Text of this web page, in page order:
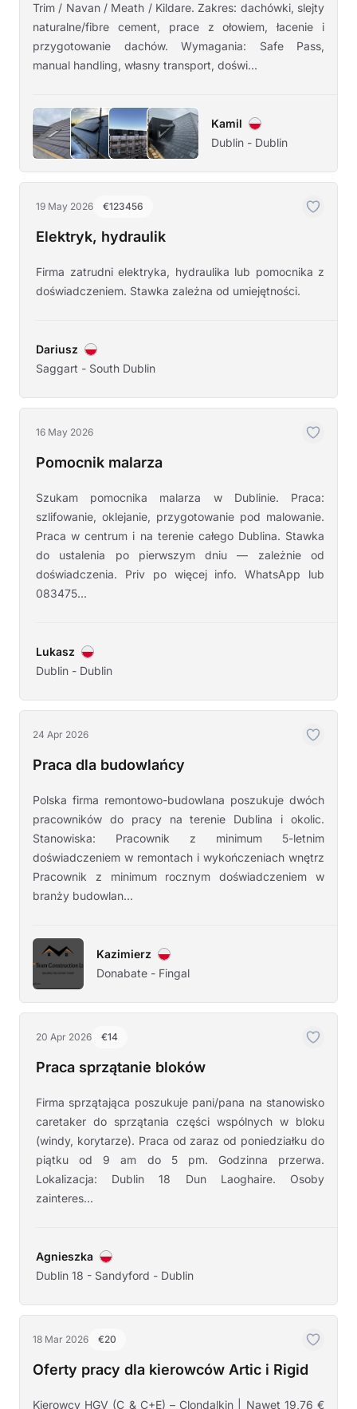
Trim / Navan / Meath / Kildare. Zakres: dachówki, slejty
naturalne/fibre cement, prace z ołowiem, łacenie i
przygotowanie dachów. Wymagania: Safe Pass,
manual handling, własny transport, doświ...
Kamil
Dublin - Dublin
19 May 2026 €123456
Elektryk, hydraulik
Firma zatrudni elektryka, hydraulika lub pomocnika z
doświadczeniem. Stawka zależna od umiejętności.
Dariusz
Saggart - South Dublin
16 May 2026
Pomocnik malarza
Szukam pomocnika malarza w Dublinie. Praca:
szlifowanie, oklejanie, przygotowanie pod malowanie.
Praca w centrum i na terenie całego Dublina. Stawka
do ustalenia po pierwszym dniu — zależnie od
doświadczenia. Priv po więcej info. WhatsApp lub
083475...
Lukasz
Dublin - Dublin
24 Apr 2026
Praca dla budowlańcy
Polska firma remontowo-budowlana poszukuje dwóch
pracowników do pracy na terenie Dublina i okolic.
Stanowiska: Pracownik z minimum 5-letnim
doświadczeniem w remontach i wykończeniach wnętrz
Pracownik z minimum rocznym doświadczeniem w
branży budowlan...
Kazimierz
Donabate - Fingal
20 Apr 2026 €14
Praca sprzątanie bloków
Firma sprzątająca poszukuje pani/pana na stanowisko
caretaker do sprzątania części wspólnych w bloku
(windy, korytarze). Praca od zaraz od poniedziałku do
piątku od 9 am do 5 pm. Godzinna przerwa.
Lokalizacja: Dublin 18 Dun Laoghaire. Osoby
zainteres...
Agnieszka
Dublin 18 - Sandyford - Dublin
18 Mar 2026 €20
Oferty pracy dla kierowców Artic i Rigid
Kierowcy HGV (C & C+E) – Clondalkin | Nawet 19,76 €